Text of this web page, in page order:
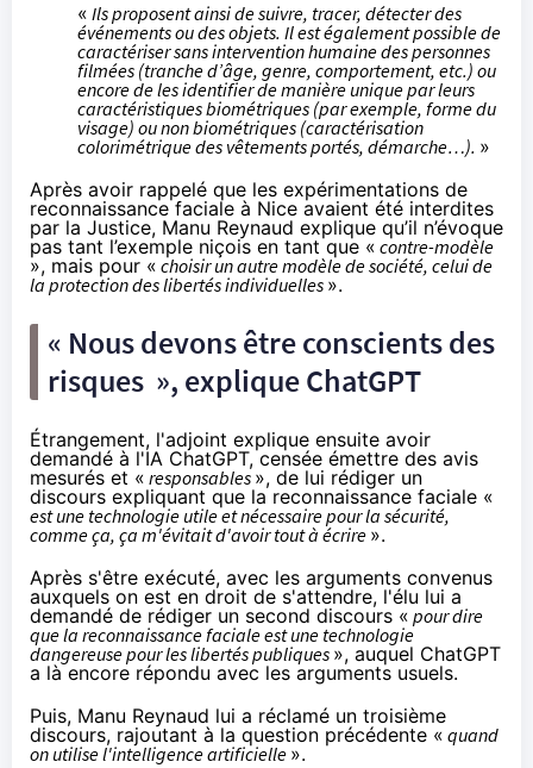
« Ils proposent ainsi de suivre, tracer, détecter des
événements ou des objets. Il est également possible de
caractériser sans intervention humaine des personnes
filmées (tranche d’âge, genre, comportement, etc.) ou
encore de les identifier de manière unique par leurs
caractéristiques biométriques (par exemple, forme du
visage) ou non biométriques (caractérisation
colorimétrique des vêtements portés, démarche…). »
Après avoir rappelé que les expérimentations de
reconnaissance faciale à Nice avaient été interdites
par la Justice, Manu Reynaud explique qu’il n’évoque
pas tant l’exemple niçois en tant que « contre-modèle
», mais pour « choisir un autre modèle de société, celui de
la protection des libertés individuelles ».
« Nous devons être conscients des
risques », explique ChatGPT
Étrangement, l'adjoint explique ensuite avoir
demandé à l'IA ChatGPT, censée émettre des avis
mesurés et « responsables », de lui rédiger un
discours expliquant que la reconnaissance faciale «
est une technologie utile et nécessaire pour la sécurité,
comme ça, ça m'évitait d'avoir tout à écrire ».
Après s'être exécuté, avec les arguments convenus
auxquels on est en droit de s'attendre, l'élu lui a
demandé de rédiger un second discours « pour dire
que la reconnaissance faciale est une technologie
dangereuse pour les libertés publiques », auquel ChatGPT
a là encore répondu avec les arguments usuels.
Puis, Manu Reynaud lui a réclamé un troisième
discours, rajoutant à la question précédente « quand
on utilise l'intelligence artificielle ».